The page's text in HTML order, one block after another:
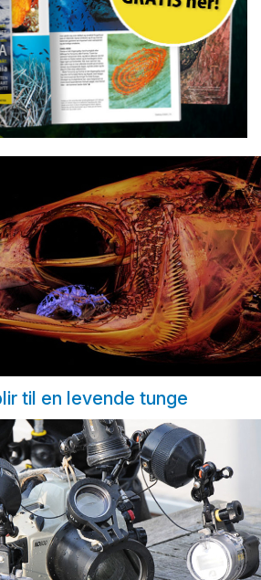
til en levende tunge